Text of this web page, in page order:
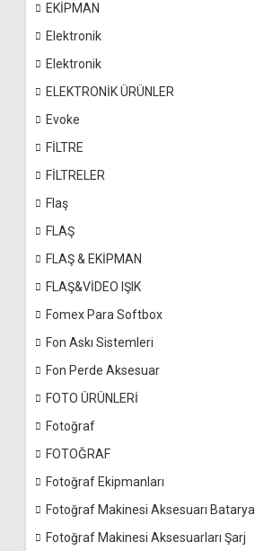
EKİPMAN
Elektronik
Elektronik
ELEKTRONİK ÜRÜNLER
Evoke
FİLTRE
FİLTRELER
Flaş
FLAŞ
FLAŞ & EKİPMAN
FLAŞ&VİDEO IŞIK
Fomex Para Softbox
Fon Askı Sistemleri
Fon Perde Aksesuar
FOTO ÜRÜNLERİ
Fotoğraf
FOTOĞRAF
Fotoğraf Ekipmanları
Fotoğraf Makinesi Aksesuarı Batarya
Fotoğraf Makinesi Aksesuarları Şarj